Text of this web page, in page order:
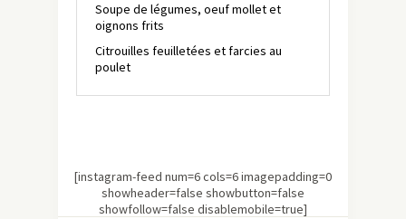
Soupe de légumes, oeuf mollet et
oignons frits
Citrouilles feuilletées et farcies au
poulet
[instagram-feed num=6 cols=6 imagepadding=0
showheader=false showbutton=false
showfollow=false disablemobile=true]